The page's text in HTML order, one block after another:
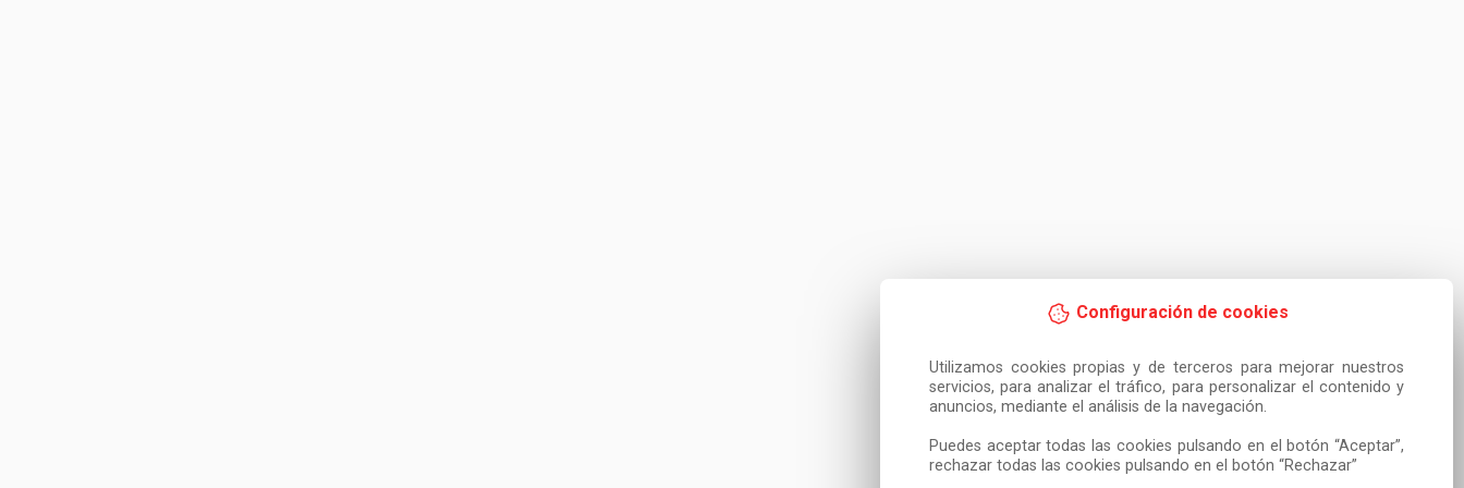
Configuración de cookies
Utilizamos cookies propias y de terceros para mejorar nuestros
servicios, para analizar el tráfico, para personalizar el contenido y
anuncios, mediante el análisis de la navegación.
Puedes aceptar todas las cookies pulsando en el botón “Aceptar”,
rechazar todas las cookies pulsando en el botón “Rechazar”